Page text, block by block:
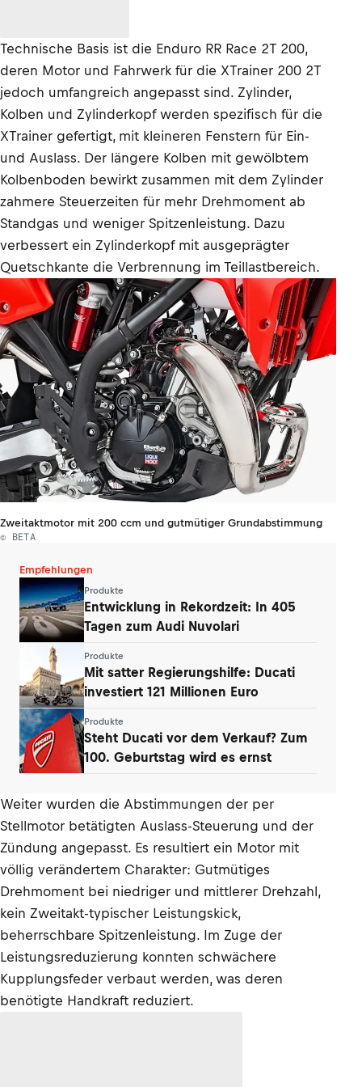
Technische Basis ist die Enduro RR Race 2T 200,
deren Motor und Fahrwerk für die XTrainer 200 2T
jedoch umfangreich angepasst sind. Zylinder,
Kolben und Zylinderkopf werden spezifisch für die
XTrainer gefertigt, mit kleineren Fenstern für Ein-
und Auslass. Der längere Kolben mit gewölbtem
Kolbenboden bewirkt zusammen mit dem Zylinder
zahmere Steuerzeiten für mehr Drehmoment ab
Standgas und weniger Spitzenleistung. Dazu
verbessert ein Zylinderkopf mit ausgeprägter
Quetschkante die Verbrennung im Teillastbereich.
Zweitaktmotor mit 200 ccm und gutmütiger Grundabstimmung
© BETA
Empfehlungen
Produkte
Entwicklung in Rekordzeit: In 405
Tagen zum Audi Nuvolari
Produkte
Mit satter Regierungshilfe: Ducati
investiert 121 Millionen Euro
Produkte
Steht Ducati vor dem Verkauf? Zum
100. Geburtstag wird es ernst
Weiter wurden die Abstimmungen der per
Stellmotor betätigten Auslass-Steuerung und der
Zündung angepasst. Es resultiert ein Motor mit
völlig verändertem Charakter: Gutmütiges
Drehmoment bei niedriger und mittlerer Drehzahl,
kein Zweitakt-typischer Leistungskick,
beherrschbare Spitzenleistung. Im Zuge der
Leistungsreduzierung konnten schwächere
Kupplungsfeder verbaut werden, was deren
benötigte Handkraft reduziert.